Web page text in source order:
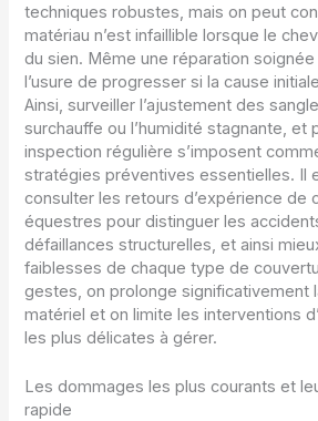
techniques robustes, mais on peut
matériau n’est infaillible lorsque le
du sien. Même une réparation soignée
l’usure de progresser si la cause
Ainsi, surveiller l’ajustement des
surchauffe ou l’humidité stagnante, et
inspection régulière s’imposent
stratégies préventives essentielles. Il
consulter les retours d’expérience de
équestres pour distinguer les
défaillances structurelles, et ainsi
faiblesses de chaque type de
gestes, on prolonge significativement
matériel et on limite les interventions
les plus délicates à gérer.
Les dommages les plus courants et
rapide